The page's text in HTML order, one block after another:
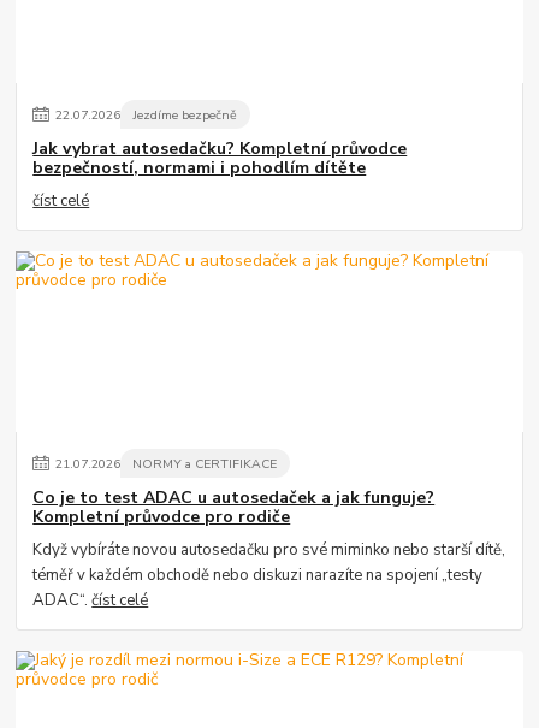
22.07.2026 Jezdíme bezpečně
Jak vybrat autosedačku? Kompletní průvodce
bezpečností, normami i pohodlím dítěte
číst celé
21.07.2026 NORMY a CERTIFIKACE
Co je to test ADAC u autosedaček a jak funguje?
Kompletní průvodce pro rodiče
Když vybíráte novou autosedačku pro své miminko nebo starší dítě,
téměř v každém obchodě nebo diskuzi narazíte na spojení „testy
ADAC“.číst celé